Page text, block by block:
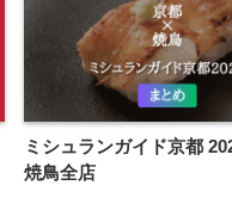
ミシュランガイド京都
焼鳥全店